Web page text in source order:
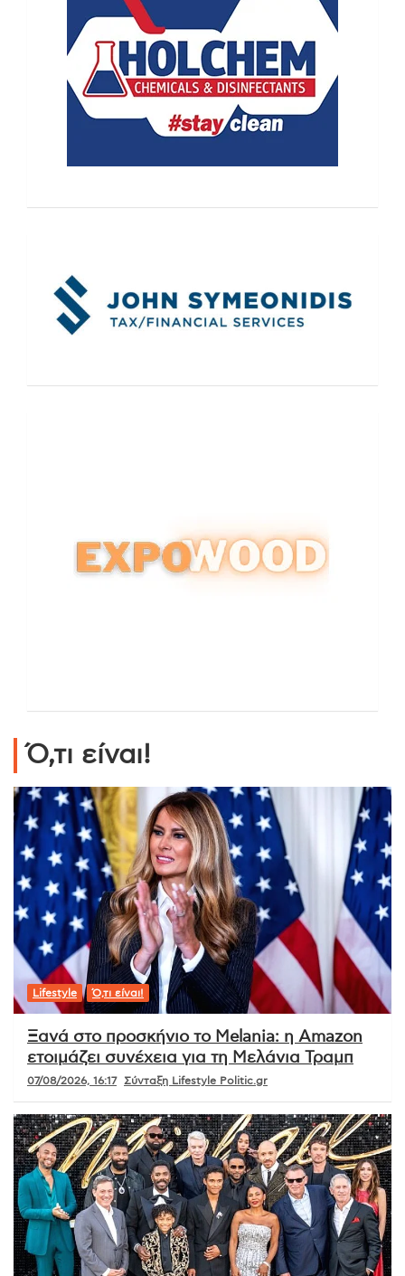
Ό,τι είναι!
Lifestyle Ό,τι είναι!
Ξανά στο προσκήνιο το Melania: η Amazon
ετοιμάζει συνέχεια για τη Μελάνια Τραμπ
07/08/2026, 16:17 Σύνταξη Lifestyle Politic.gr